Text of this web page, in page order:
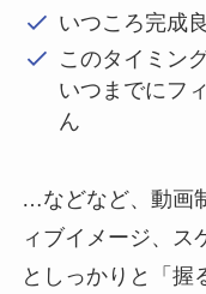
いつころ完成
このタイミン
いつまでにフ
ん
…などなど、動画
ィブイメージ、ス
としっかりと「握